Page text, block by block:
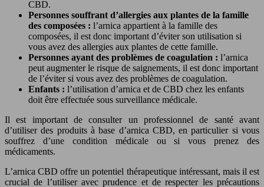
CBD.
Personnes souffrant d’allergies aux plantes de la famille
des composées : l’arnica appartient à la famille des
composées, il est donc important d’éviter son utilisation si
vous avez des allergies aux plantes de cette famille.
Personnes ayant des problèmes de coagulation : l’arnica
peut augmenter le risque de saignements, il est donc important
de l’éviter si vous avez des problèmes de coagulation.
Enfants : l’utilisation d’arnica et de CBD chez les enfants
doit être effectuée sous surveillance médicale.
Il est important de consulter un professionnel de santé avant
d’utiliser des produits à base d’arnica CBD, en particulier si vous
souffrez d’une condition médicale ou si vous prenez des
médicaments.
L’arnica CBD offre un potentiel thérapeutique intéressant, mais il est
crucial de l’utiliser avec prudence et de respecter les précautions